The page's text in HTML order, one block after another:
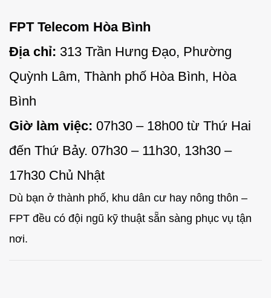
FPT Telecom Hòa Bình
Địa chỉ: 313 Trần Hưng Đạo, Phường
Quỳnh Lâm, Thành phố Hòa Bình, Hòa
Bình
Giờ làm việc: 07h30 – 18h00 từ Thứ Hai
đến Thứ Bảy. 07h30 – 11h30, 13h30 –
17h30 Chủ Nhật
Dù bạn ở thành phố, khu dân cư hay nông thôn –
FPT đều có đội ngũ kỹ thuật sẵn sàng phục vụ tận
nơi.